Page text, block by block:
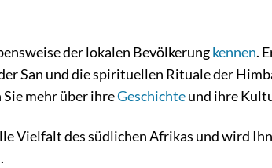
der lokalen Bevölkerungkennen.
San und die spirituellen Rituale der
mehr über ihreGeschichteund ihre
Vielfalt des südlichen Afrikas und wird